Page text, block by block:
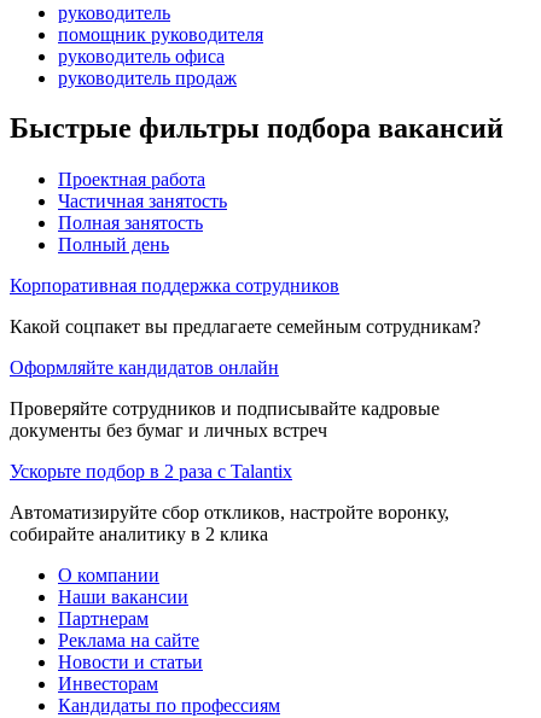
руководитель
помощник руководителя
руководитель офиса
руководитель продаж
Быстрые фильтры подбора вакансий
Проектная работа
Частичная занятость
Полная занятость
Полный день
Корпоративная поддержка сотрудников
Какой соцпакет вы предлагаете семейным сотрудникам?
Оформляйте кандидатов онлайн
Проверяйте сотрудников и подписывайте кадровые
документы без бумаг и личных встреч
Ускорьте подбор в 2 раза с Talantix
Автоматизируйте сбор откликов, настройте воронку,
собирайте аналитику в 2 клика
О компании
Наши вакансии
Партнерам
Реклама на сайте
Новости и статьи
Инвесторам
Кандидаты по профессиям